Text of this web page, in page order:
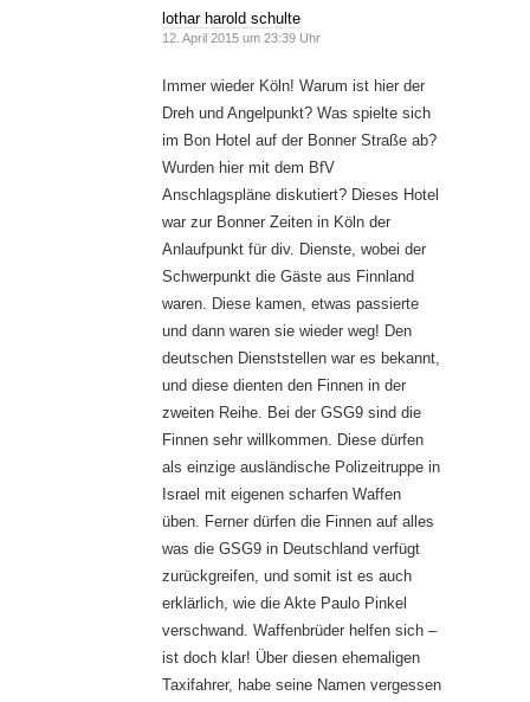
lothar harold schulte
12. April 2015 um 23:39 Uhr
Immer wieder Köln! Warum ist hier der
Dreh und Angelpunkt? Was spielte sich
im Bon Hotel auf der Bonner Straße ab?
Wurden hier mit dem BfV
Anschlagspläne diskutiert? Dieses Hotel
war zur Bonner Zeiten in Köln der
Anlaufpunkt für div. Dienste, wobei der
Schwerpunkt die Gäste aus Finnland
waren. Diese kamen, etwas passierte
und dann waren sie wieder weg! Den
deutschen Dienststellen war es bekannt,
und diese dienten den Finnen in der
zweiten Reihe. Bei der GSG9 sind die
Finnen sehr willkommen. Diese dürfen
als einzige ausländische Polizeitruppe in
Israel mit eigenen scharfen Waffen
üben. Ferner dürfen die Finnen auf alles
was die GSG9 in Deutschland verfügt
zurückgreifen, und somit ist es auch
erklärlich, wie die Akte Paulo Pinkel
verschwand. Waffenbrüder helfen sich –
ist doch klar! Über diesen ehemaligen
Taxifahrer, habe seine Namen vergessen